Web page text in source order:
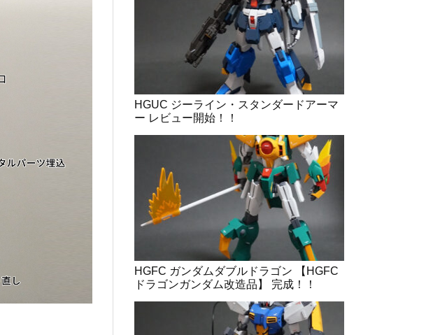
HGUC ジーライン・スタンダードアーマ
ー レビュー開始！！
HGFC ガンダムダブルドラゴン 【HGFC
ドラゴンガンダム改造品】 完成！！